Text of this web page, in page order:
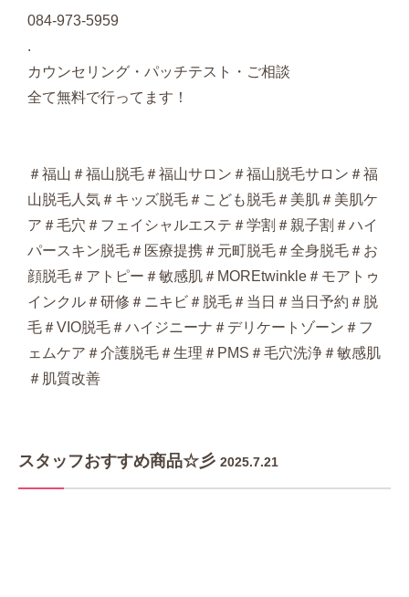
084-973-5959
.
カウンセリング・パッチテスト・ご相談
全て無料で行ってます！
＃福山＃福山脱毛＃福山サロン＃福山脱毛サロン＃福
山脱毛人気＃キッズ脱毛＃こども脱毛＃美肌＃美肌ケ
ア＃毛穴＃フェイシャルエステ＃学割＃親子割＃ハイ
パースキン脱毛＃医療提携＃元町脱毛＃全身脱毛＃お
顔脱毛＃アトピー＃敏感肌＃MOREtwinkle＃モアトゥ
インクル＃研修＃ニキビ＃脱毛＃当日＃当日予約＃脱
毛＃VIO脱毛＃ハイジニーナ＃デリケートゾーン＃フ
ェムケア＃介護脱毛＃生理＃PMS＃毛穴洗浄＃敏感肌
＃肌質改善
スタッフおすすめ商品☆彡 2025.7.21